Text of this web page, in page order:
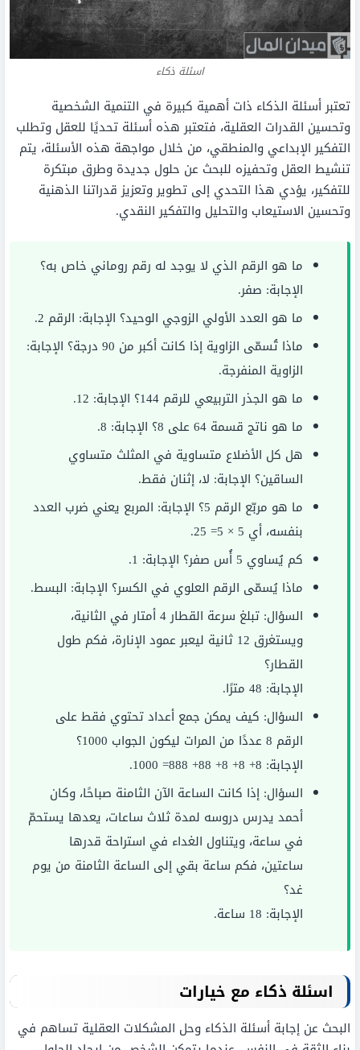
اسئلة ذكاء
تعتبر أسئلة الذكاء ذات أهمية كبيرة في التنمية الشخصية
وتحسين القدرات العقلية، فتعتبر هذه أسئلة تحديًا للعقل وتطلب
التفكير الإبداعي والمنطقي، من خلال مواجهة هذه الأسئلة، يتم
تنشيط العقل وتحفيزه للبحث عن حلول جديدة وطرق مبتكرة
للتفكير، يؤدي هذا التحدي إلى تطوير وتعزيز قدراتنا الذهنية
وتحسين الاستيعاب والتحليل والتفكير النقدي.
ما هو الرقم الذي لا يوجد له رقم روماني خاص به؟
الإجابة: صفر.
ما هو العدد الأولي الزوجي الوحيد؟ الإجابة: الرقم 2.
ماذا تُسمّى الزاوية إذا كانت أكبر من 90 درجة؟ الإجابة:
الزاوية المنفرجة.
ما هو الجذر التربيعي للرقم 144؟ الإجابة: 12.
ما هو ناتج قسمة 64 على 8؟ الإجابة: 8.
هل كل الأضلاع متساوية في المثلث متساوي
الساقين؟ الإجابة: لا، إثنان فقط.
ما هو مربّع الرقم 5؟ الإجابة: المربع يعني ضرب العدد
بنفسه، أي 5 × 5= 25.
كم يُساوي 5 أُس صفر؟ الإجابة: 1.
ماذا يُسمّى الرقم العلوي في الكسر؟ الإجابة: البسط.
السؤال: تبلغ سرعة القطار 4 أمتار في الثانية،
ويستغرق 12 ثانية ليعبر عمود الإنارة، فكم طول
القطار؟
الإجابة: 48 مترًا.
السؤال: كيف يمكن جمع أعداد تحتوي فقط على
الرقم 8 عددًا من المرات ليكون الجواب 1000؟
الإجابة: 8+ 8+ 8+ 88+ 888= 1000.
السؤال: إذا كانت الساعة الآن الثامنة صباحًا، وكان
أحمد يدرس دروسه لمدة ثلاث ساعات، يعدها يستحمّ
في ساعة، ويتناول الغداء في استراحة قدرها
ساعتين، فكم ساعة بقي إلى الساعة الثامنة من يوم
غد؟
الإجابة: 18 ساعة.
اسئلة ذكاء مع خيارات
البحث عن إجابة أسئلة الذكاء وحل المشكلات العقلية تساهم في